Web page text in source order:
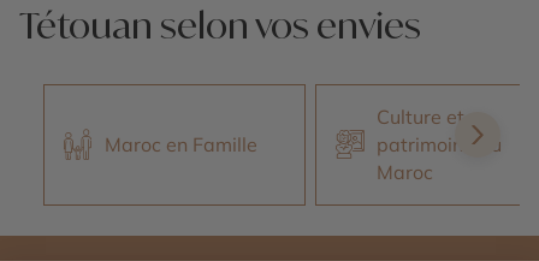
Tétouan selon vos envies
Maroc en Famille
Culture et
patrimoine du
Maroc